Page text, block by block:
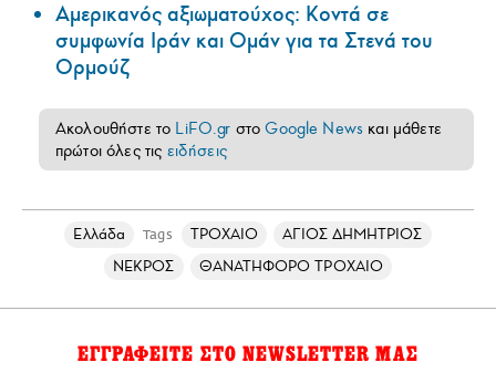
Αμερικανός αξιωματούχος: Κοντά σε
συμφωνία Ιράν και Ομάν για τα Στενά του
Ορμούζ
Ακολουθήστε το LiFO.gr στοGoogle News και μάθετε
πρώτοι όλες τις ειδήσεις
Ελλάδα Tags ΤΡΟΧΑΙΟ
ΑΓΙΟΣ ΔΗΜΗΤΡΙΟΣ
ΝΕΚΡΟΣ
ΘΑΝΑΤΗΦΟΡΟ ΤΡΟΧΑΙΟ
ΕΓΓΡΑΦΕΙΤΕ ΣΤΟ NEWSLETTER ΜΑΣ